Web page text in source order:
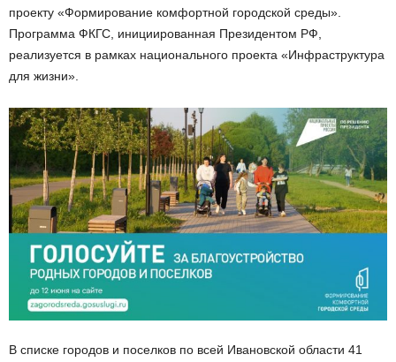
проекту «Формирование комфортной городской среды».
Программа ФКГС, инициированная Президентом РФ,
реализуется в рамках национального проекта «Инфраструктура
для жизни».
В списке городов и поселков по всей Ивановской области 41